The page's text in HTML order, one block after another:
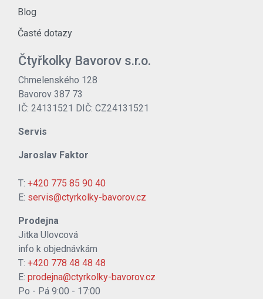
Blog
Časté dotazy
Čtyřkolky Bavorov s.r.o.
Chmelenského 128
Bavorov 387 73
IČ: 24131521 DIČ: CZ24131521
Servis
Jaroslav Faktor
T: +420 775 85 90 40
E: servis@ctyrkolky-bavorov.cz
Prodejna
Jitka Ulovcová
info k objednávkám
T: +420 778 48 48 48
E: prodejna@ctyrkolky-bavorov.cz
Po - Pá 9:00 - 17:00